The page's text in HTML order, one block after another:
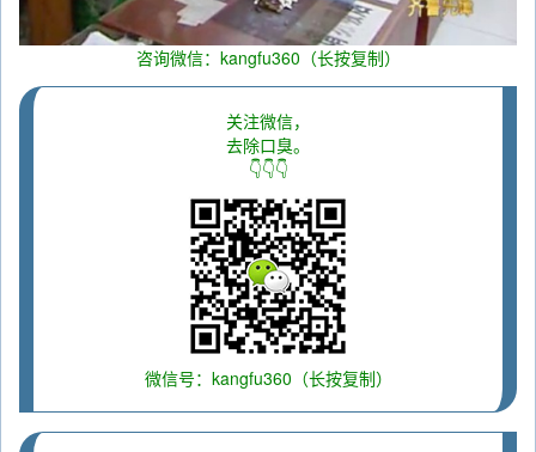
咨询微信：kangfu360（长按复制）
关注微信，
去除口臭。
👇👇👇
微信号：kangfu360（长按复制）